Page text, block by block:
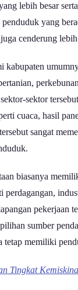
lebih besar
yang
cenderung
kabupaten
sektor
cuaca, hasil
sangat
biasanya
perdagangan,
pekerjaan
sumber
tetap memiliki
Tingkat